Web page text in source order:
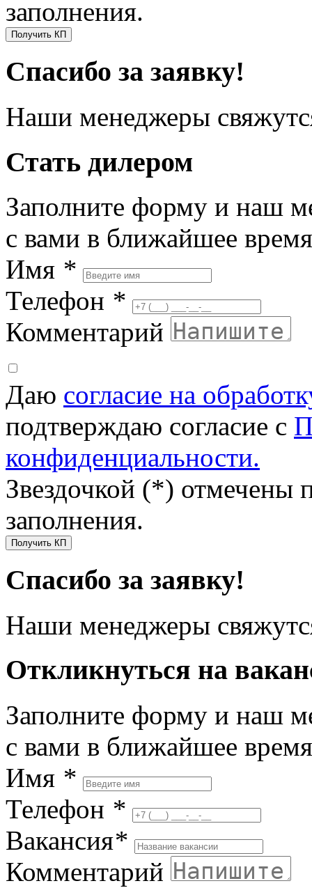
заполнения.
Получить КП
Спасибо за заявку!
Наши менеджеры
Стать дилером
Заполните форму и наш
с вами в ближайшее время
Имя *
Телефон *
Комментарий
Даю согласие на
подтверждаю согласие с
конфиденциальности.
Звездочкой (*) отмечены
заполнения.
Получить КП
Спасибо за заявку!
Наши менеджеры
Откликнуться на
Заполните форму и наш
с вами в ближайшее время
Имя *
Телефон *
Вакансия*
Комментарий